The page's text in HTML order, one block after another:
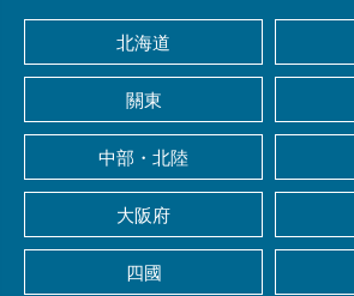
北海道
關東
中部・北陸
大阪府
四國